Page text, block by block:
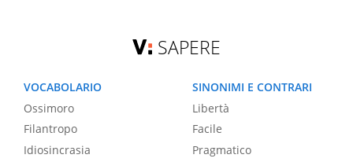
SAPERE
VOCABOLARIO
Ossimoro
Filantropo
Idiosincrasia
SINONIMI E CONTRARI
Libertà
Facile
Pragmatico